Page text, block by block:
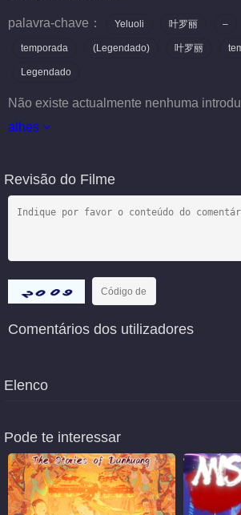
palavra-chave： Yeluoli 叶罗丽 –
temporada (Legendado) 叶罗丽
Legendado
Não existe actualmente nenhuma
alhes
Revisão do Filme
Comentários dos utilizadores
Elenco
Pode te interessar